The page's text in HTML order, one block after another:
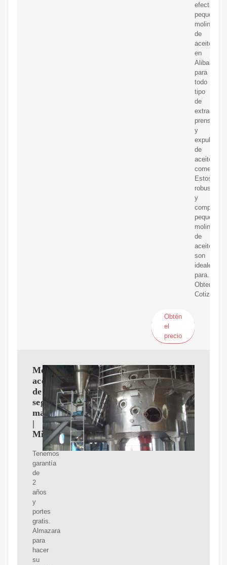
efectivo.
pequeños
molinos
de
aceite
en
Alibaba
para
todo
tipo
de
extracción,
prensado
y
expulsión
de
aceite
comercial.
Estos
robustos
y
pequeños
molinos
de
aceite
son
ideales
para.
Obtener
Cotización
Obtén
el
precio
Molino
aceite
de
segunda
mano
|
Milanuncios
Tenemos
garantía
de
2
años
y
portes
gratis.
Almazara
para
hacer
su